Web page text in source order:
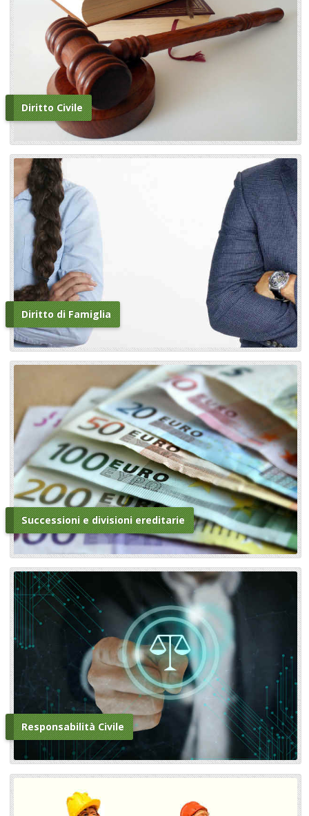
Diritto Civile
Diritto di Famiglia
Successioni e divisioni ereditarie
Responsabilità Civile